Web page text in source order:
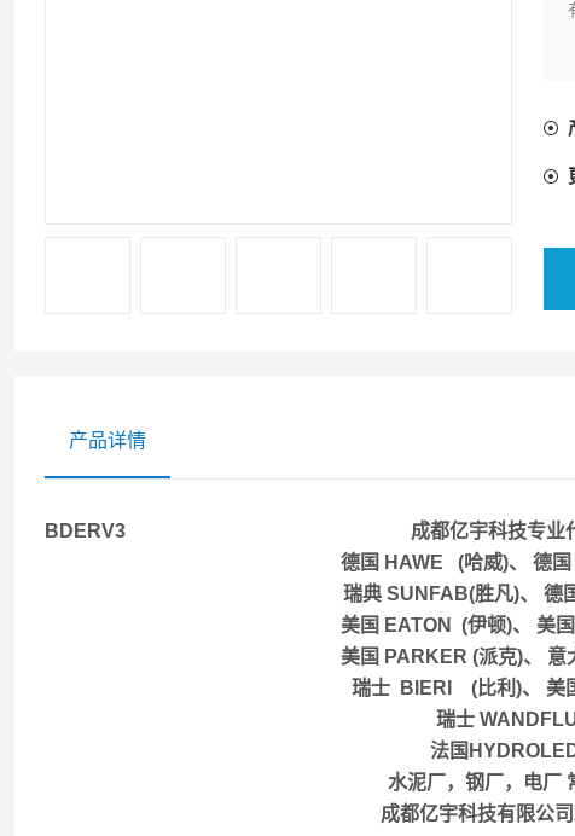
产品详情
BDERV3 成都亿宇科技专业代理
德国 HAWE (哈威)、 德国
瑞典 SUNFAB(胜凡)、
美国 EATON (伊顿)、 美
美国 PARKER (派克)、 意
瑞士 BIERI (比利)、 美
瑞士
法国
水泥厂，钢厂，电厂
成都亿宇科技有限公